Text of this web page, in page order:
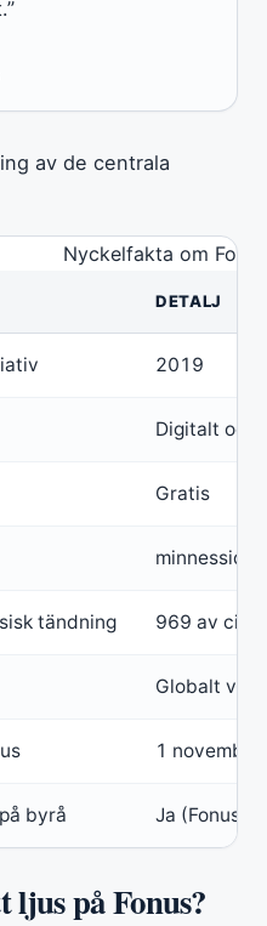
av de centrala
Nyckelfakta om
DETALJ
2019
Digitalt och
Gratis
tändning 969 av
Globalt via
1
byrå Ja (Fonus
på Fonus?